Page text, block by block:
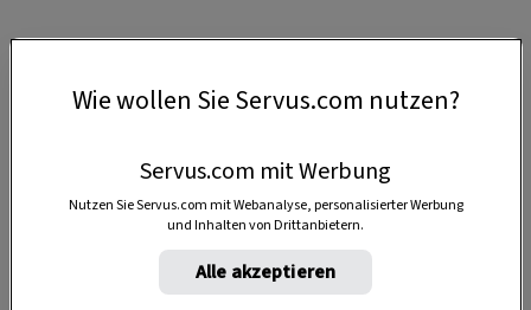
Wie wollen Sie Servus.com nutzen?
Servus.com mit Werbung
Nutzen Sie Servus.com mit Webanalyse, personalisierter Werbung
und Inhalten von Drittanbietern.
Alle akzeptieren